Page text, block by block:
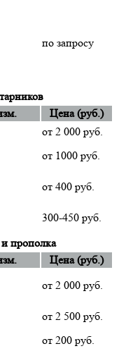
по запросу
Цена (руб.)
от 2 000 руб.
от 1000 руб.
от 400 руб.
300-450 руб.
прополка
Цена (руб.)
от 2 000 руб.
от 2 500 руб.
от 200 руб.